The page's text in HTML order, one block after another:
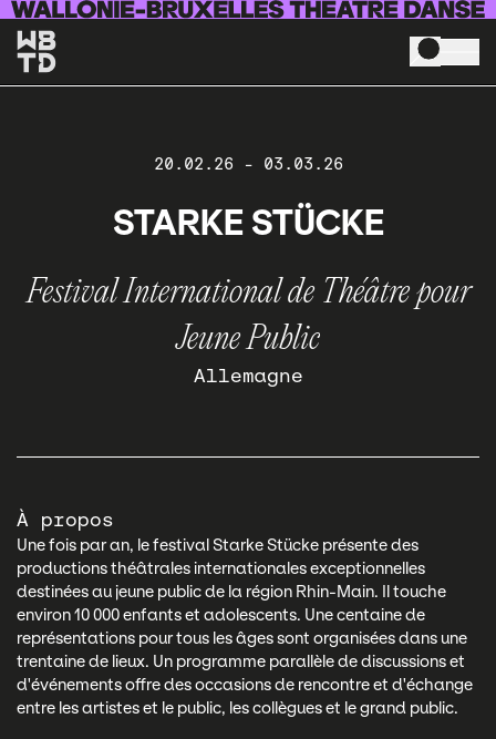
Skip to main content
20.02.26 - 03.03.26
STARKE STÜCKE
Festival International de Théâtre pour
Jeune Public
Allemagne
À propos
Une fois par an, le festival Starke Stücke présente des
productions théâtrales internationales exceptionnelles
destinées au jeune public de la région Rhin-Main. Il touche
environ 10 000 enfants et adolescents. Une centaine de
représentations pour tous les âges sont organisées dans une
trentaine de lieux. Un programme parallèle de discussions et
d'événements offre des occasions de rencontre et d'échange
entre les artistes et le public, les collègues et le grand public.